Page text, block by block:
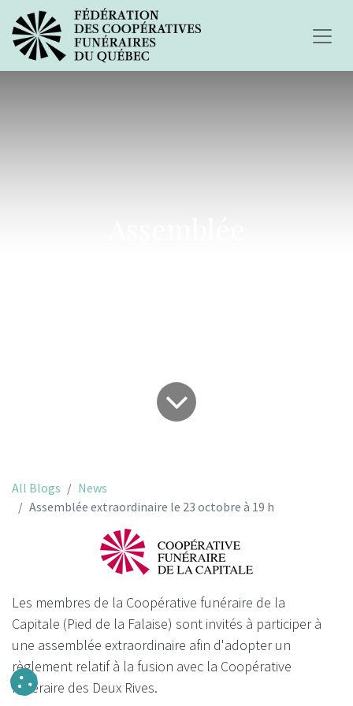
All Blogs
News
Assemblée extraordinaire le 23 octobre à 19 h
Les membres de la Coopérative funéraire de la
Capitale (Pied de la Falaise) sont invités à participer à
une assemblée extraordinaire afin d'adopter un
règlement relatif à la fusion avec la Coopérative
funéraire des Deux Rives.